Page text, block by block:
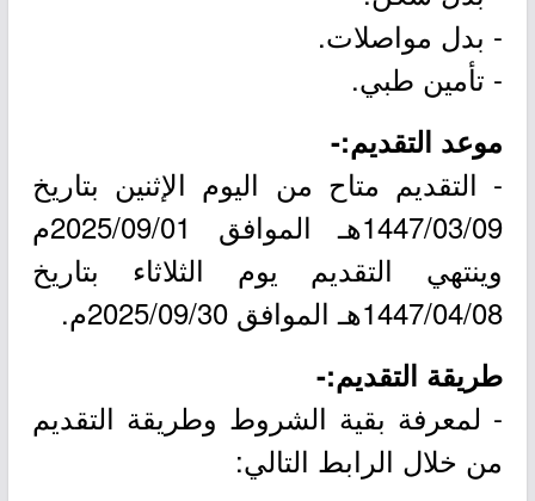
- بدل مواصلات.
- تأمين طبي.
موعد التقديم:-
- التقديم متاح من اليوم الإثنين بتاريخ
1447/03/09هـ الموافق 2025/09/01م
وينتهي التقديم يوم الثلاثاء بتاريخ
1447/04/08هـ الموافق 2025/09/30م.
طريقة التقديم:-
- لمعرفة بقية الشروط وطريقة التقديم
من خلال الرابط التالي: